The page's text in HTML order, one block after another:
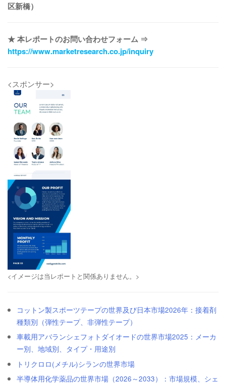
区新橋）
★ 本レポートのお問い合わせフォーム ⇒
https://www.marketresearch.co.jp/inquiry
<スポンサー>
<イメージは当レポートと関係ありません。>
コットン製スポーツテープの世界及び日本市場2026年：接着剤
種類別（弾性テープ、非弾性テープ）
車載用アバランシェフォトダイオードの世界市場2025：メーカ
ー別、地域別、タイプ・用途別
トリクロロ(メチル)シランの世界市場
半導体用化学薬品の世界市場（2026～2033）：市場規模、シェ